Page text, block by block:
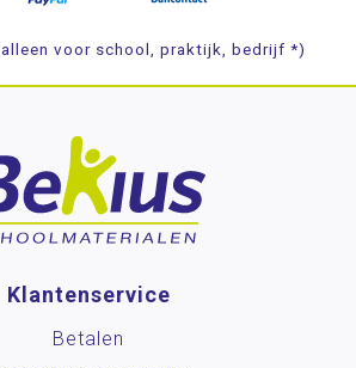
voor school, praktijk, bedrijf *)
Klantenservice
Betalen